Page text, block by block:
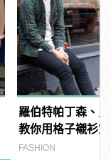
羅伯特帕丁森、
教你用格子襯衫
FASHION